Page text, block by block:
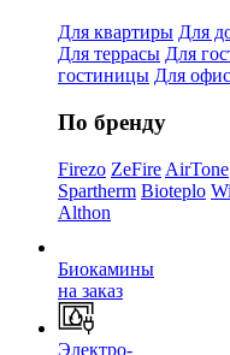
Для квартиры Для
Для террасы Для
гостиницы Для
По бренду
Firezo ZeFire AirTone
Spartherm Bioteplo
Althon
Биокамины
на заказ
Электро-